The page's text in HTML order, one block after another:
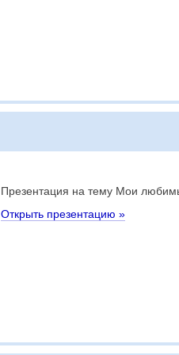
Презентация на тему Мои
Открыть презентацию »